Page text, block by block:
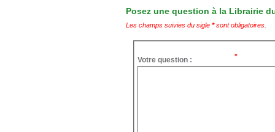
Posez une question à la Librairie
Les champs suivies du sigle *sont obligatoires.
Votre question :